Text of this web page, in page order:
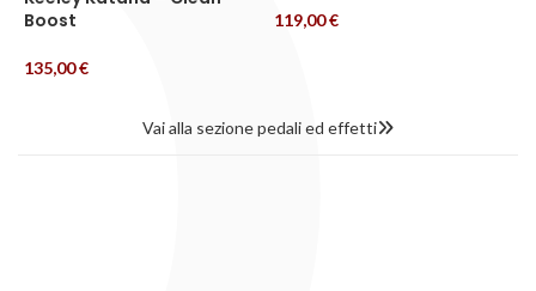
Boost
135,00€
119,00€
Vai alla sezione pedali ed effetti